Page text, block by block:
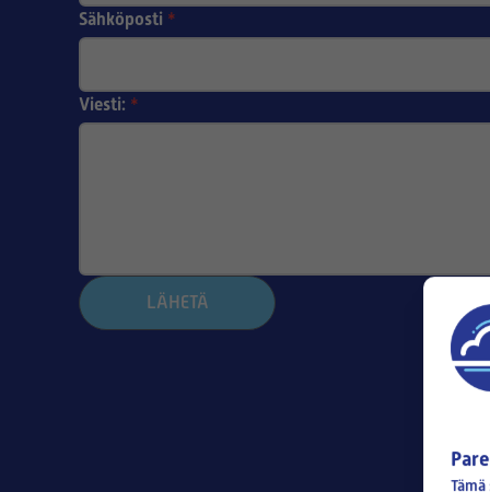
Sähköposti *
Viesti: *
LÄHETÄ